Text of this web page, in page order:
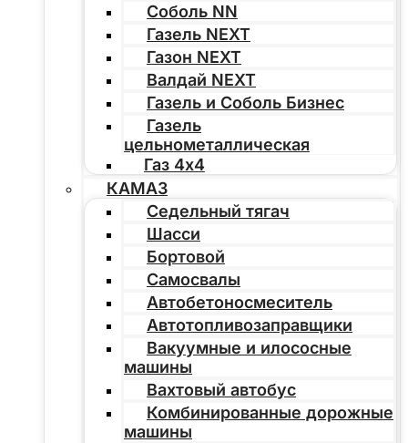
Соболь NN
Газель NEXT
Газон NEXT
Валдай NEXT
Газель и Соболь Бизнес
Газель
цельнометаллическая
Газ 4х4
КАМАЗ
Седельный тягач
Шасси
Бортовой
Самосвалы
Автобетоносмеситель
Автотопливозаправщики
Вакуумные и илососные
машины
Вахтовый автобус
Комбинированные дорожные
машины